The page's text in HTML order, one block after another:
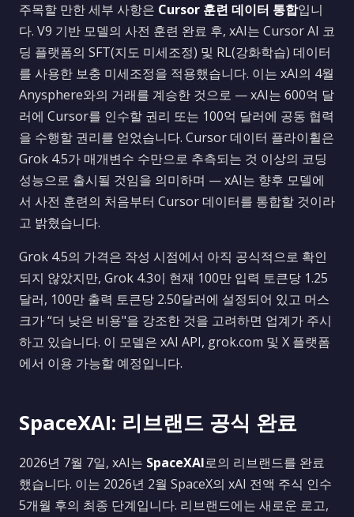
주목할 만한 세부 사항은 Cursor 훈련 데이터 통합입니
다. V9 기반 모델의 사전 훈련 완료 후, xAI는 Cursor AI 코
딩 플랫폼의 SFT(지도 미세조정) 및 RL(강화학습) 데이터
를 사용한 보충 미세조정을 적용했습니다. 이는 xAI의 4월
Anysphere와의 거래를 계승한 것으로 — xAI는 600억 달
러에 Cursor를 인수할 권리 또는 100억 달러에 공동 협력
을 수행할 권리를 얻었습니다. Cursor 데이터 플라이휠은
Grok 4.5가 매개변수 수만으로 추측되는 것 이상의 코딩
성능으로 출시될 것임을 의미하며 — xAI는 향후 모델에
서 사전 훈련의 처음부터 Cursor 데이터를 통합할 것이라
고 밝혔습니다.
Grok 4.5의 가격은 작성 시점에서 아직 공식적으로 확인
되지 않았지만, Grok 4.3이 현재 100만 입력 토큰당 1.25
달러, 100만 출력 토큰당 2.50달러에 설정되어 있고 머스
크가 “더 낮은 비용"을 강조한 것을 고려하면 업계가 주시
하고 있습니다. 이 모델은 xAI API, grok.com 및 X 플랫폼
에서 이용 가능할 예정입니다.
SpaceXAI: 리브랜드 공식 완료
2026년 7월 7일, xAI는 SpaceXAI로의 리브랜드를 완료
했습니다. 이는 2026년 2월 SpaceX의 xAI 전액 주식 인수
5개월 후의 최종 단계입니다. 리브랜드에는 새로운 로고,